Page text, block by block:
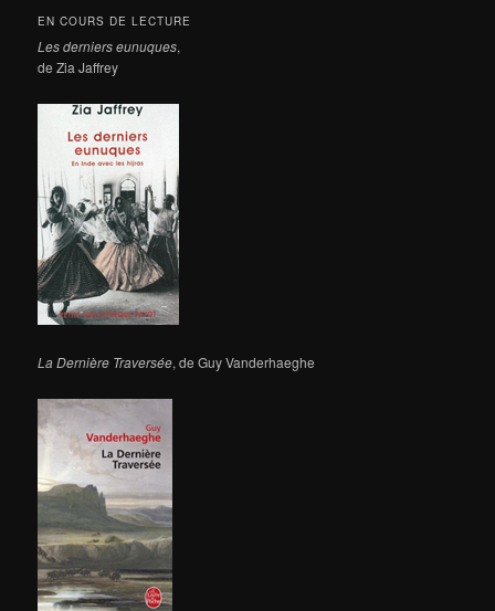
EN COURS DE LECTURE
Les derniers eunuques,
de Zia Jaffrey
La Dernière Traversée, de Guy Vanderhaeghe